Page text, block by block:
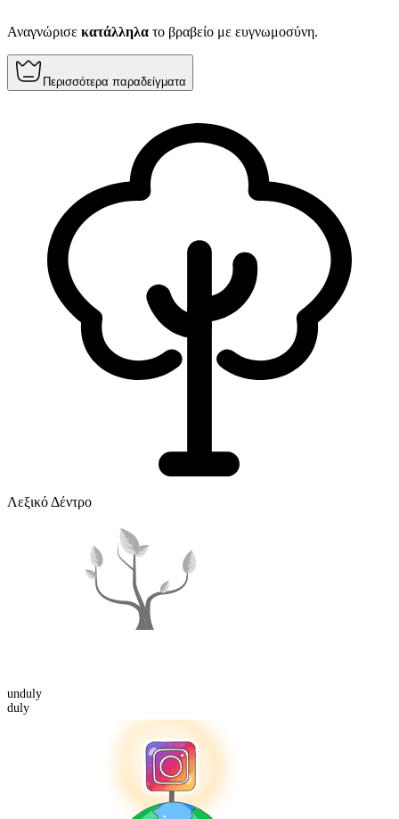
Αναγνώρισε κατάλληλα το βραβείο με ευγνωμοσύνη.
Περισσότερα παραδείγματα
Λεξικό Δέντρο
unduly
duly